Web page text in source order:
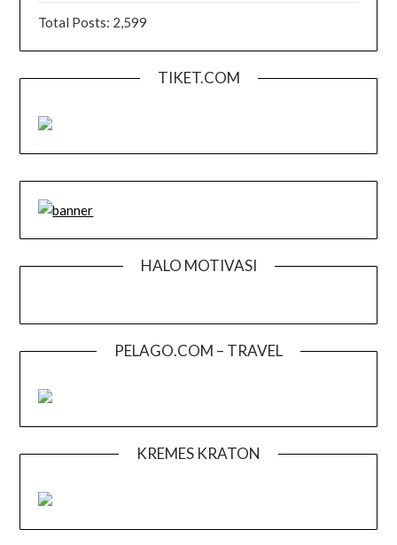
Total Posts: 2,599
TIKET.COM
HALO MOTIVASI
PELAGO.COM – TRAVEL
KREMES KRATON